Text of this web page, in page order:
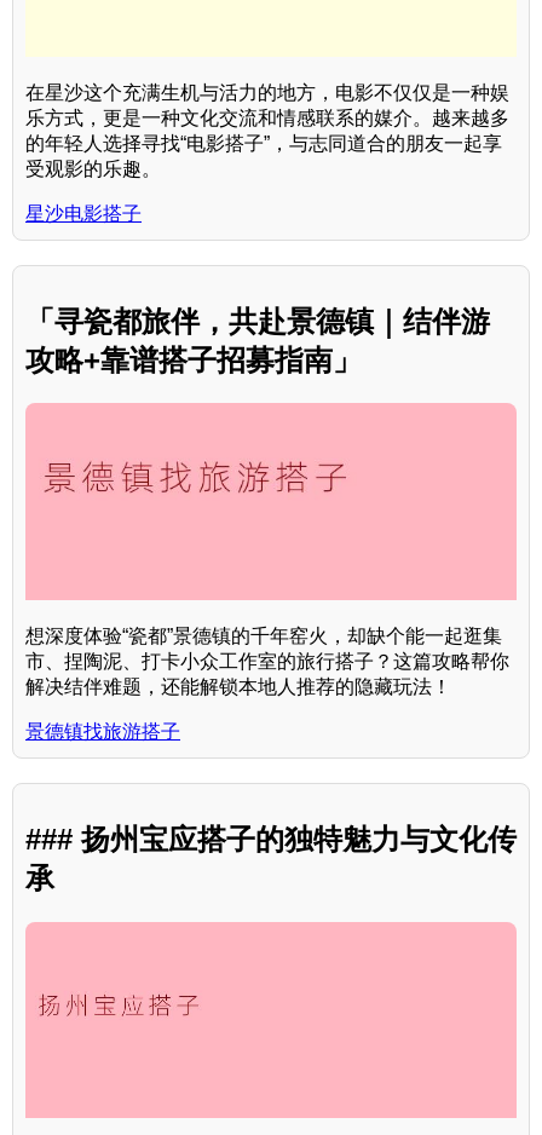
在星沙这个充满生机与活力的地方，电影不仅仅是一种娱
乐方式，更是一种文化交流和情感联系的媒介。越来越多
的年轻人选择寻找“电影搭子”，与志同道合的朋友一起享
受观影的乐趣。
星沙电影搭子
「寻瓷都旅伴，共赴景德镇｜结伴游
攻略+靠谱搭子招募指南」
想深度体验“瓷都”景德镇的千年窑火，却缺个能一起逛集
市、捏陶泥、打卡小众工作室的旅行搭子？这篇攻略帮你
解决结伴难题，还能解锁本地人推荐的隐藏玩法！
景德镇找旅游搭子
### 扬州宝应搭子的独特魅力与文化传
承